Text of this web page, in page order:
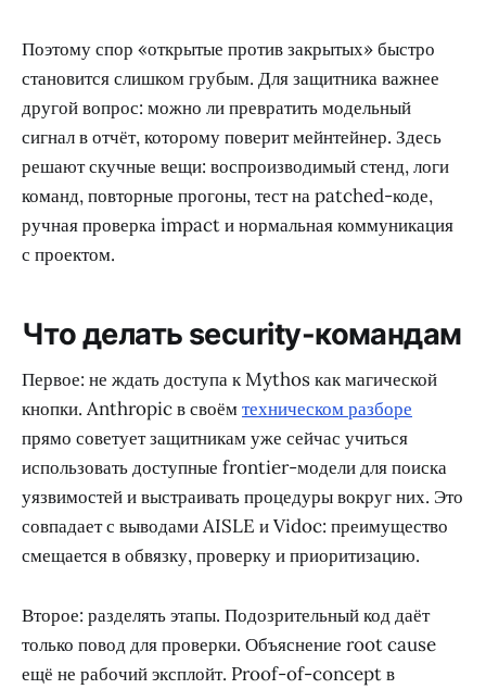
Поэтому спор «открытые против закрытых» быстро
становится слишком грубым. Для защитника важнее
другой вопрос: можно ли превратить модельный
сигнал в отчёт, которому поверит мейнтейнер. Здесь
решают скучные вещи: воспроизводимый стенд, логи
команд, повторные прогоны, тест на patched-коде,
ручная проверка impact и нормальная коммуникация
с проектом.
Что делать security-командам
Первое: не ждать доступа к Mythos как магической
кнопки. Anthropic в своёмтехническом разборе
прямо советует защитникам уже сейчас учиться
использовать доступные frontier-модели для поиска
уязвимостей и выстраивать процедуры вокруг них. Это
совпадает с выводами AISLE и Vidoc: преимущество
смещается в обвязку, проверку и приоритизацию.
Второе: разделять этапы. Подозрительный код даёт
только повод для проверки. Объяснение root cause
ещё не рабочий эксплойт. Proof-of-concept в